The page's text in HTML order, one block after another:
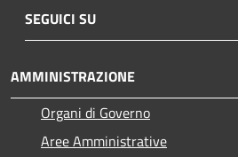
SEGUICI SU
AMMINISTRAZIONE
Organi di Governo
Aree Amministrative